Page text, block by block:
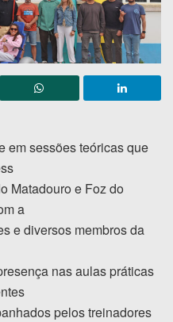
em sessões teóricas que
Matadouro e Foz do
a
e diversos membros da
nas aulas práticas
pelos treinadores